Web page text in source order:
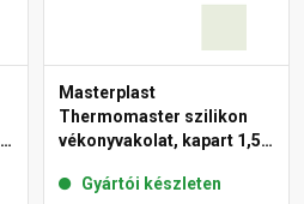
Masterplast
Thermomaster szilikon
vékonyvakolat, kapart 1,5
Gyártói készleten